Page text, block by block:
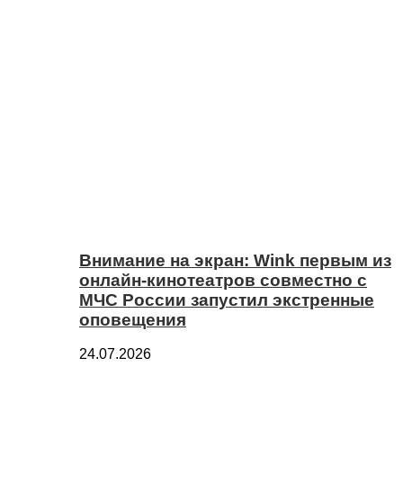
Внимание на экран: Wink первым из
онлайн-кинотеатров совместно с
МЧС России запустил экстренные
оповещения
24.07.2026